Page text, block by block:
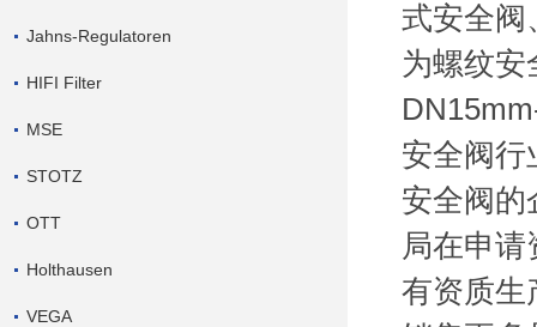
Jahns-Regulatoren
HIFI Filter
MSE
STOTZ
OTT
Holthausen
VEGA
式安全阀
为螺纹安
安全阀行
安全阀的
局在申
有资质生